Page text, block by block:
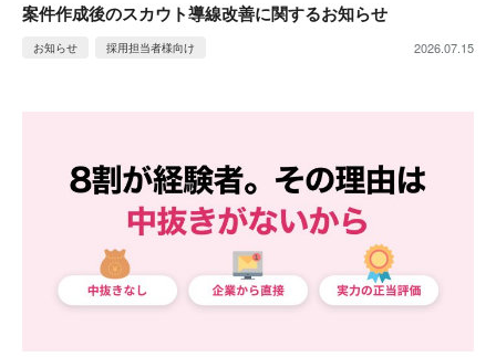
案件作成後のスカウト導線改善に関するお知らせ
お知らせ 採用担当者様向け 2026.07.15